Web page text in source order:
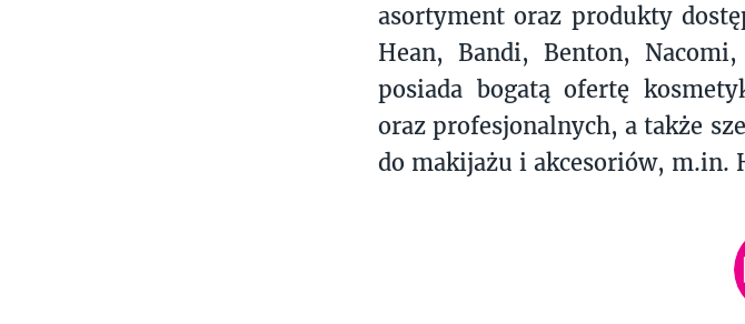
asortyment oraz produkty
Hean, Bandi, Benton,
posiada bogatą ofertę
oraz profesjonalnych, a także
do makijażu i akcesoriów, m.in.